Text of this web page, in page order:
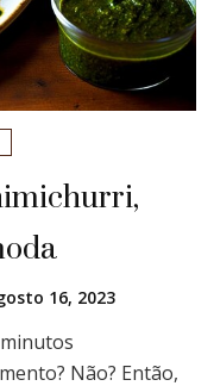
16, 2023
minutos
Não? Então,